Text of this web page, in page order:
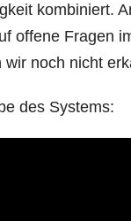
kom­bi­niert.
offe­ne Fra­gen
noch nicht
des Systems: